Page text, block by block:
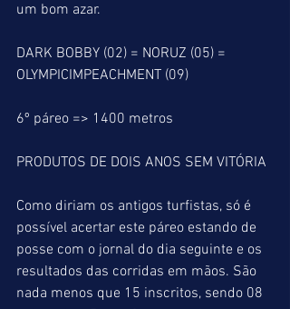
um bom azar.
DARK BOBBY (02) = NORUZ (05) =
OLYMPICIMPEACHMENT (09)
6º páreo => 1400 metros
PRODUTOS DE DOIS ANOS SEM VITÓRIA
Como diriam os antigos turfistas, só é
possível acertar este páreo estando de
posse com o jornal do dia seguinte e os
resultados das corridas em mãos. São
nada menos que 15 inscritos, sendo 08